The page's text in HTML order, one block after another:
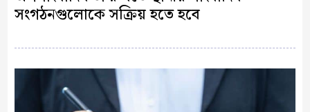
সংগঠনগুলোকে সক্রিয় হতে হবে